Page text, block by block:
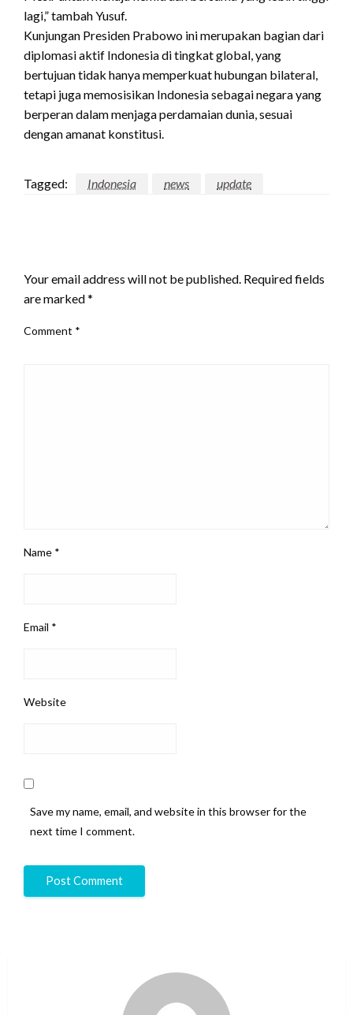
lagi,” tambah Yusuf.
Kunjungan Presiden Prabowo ini merupakan bagian dari
diplomasi aktif Indonesia di tingkat global, yang
bertujuan tidak hanya memperkuat hubungan bilateral,
tetapi juga memosisikan Indonesia sebagai negara yang
berperan dalam menjaga perdamaian dunia, sesuai
dengan amanat konstitusi.
Tagged: Indonesia news update
Your email address will not be published. Required fields
are marked*
Comment *
Name *
Email *
Website
Save my name, email, and website in this browser for the
next time I comment.